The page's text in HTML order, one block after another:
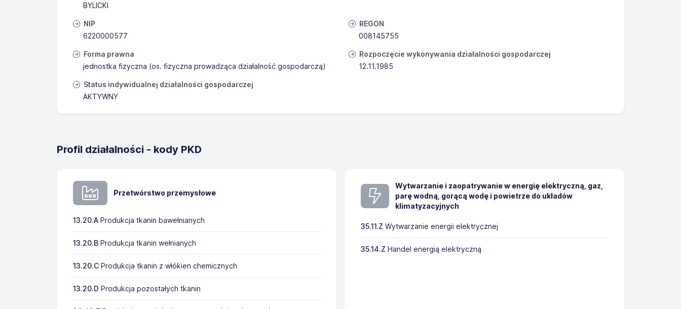
BYLICKI
NIP
6220000577
REGON
008145755
Forma prawna
jednostka fizyczna (os. fizyczna prowadząca działalność gospodarczą)
Rozpoczęcie wykonywania działalności gospodarczej
12.11.1985
Status indywidualnej działalności gospodarczej
AKTYWNY
Profil działalności - kody PKD
Przetwórstwo przemysłowe
13.20.A Produkcja tkanin bawełnianych
13.20.B Produkcja tkanin wełnianych
13.20.C Produkcja tkanin z włókien chemicznych
13.20.D Produkcja pozostałych tkanin
Wytwarzanie i zaopatrywanie w energię elektryczną, gaz,
parę wodną, gorącą wodę i powietrze do układów
klimatyzacyjnych
35.11.Z Wytwarzanie energii elektrycznej
35.14.Z Handel energią elektryczną